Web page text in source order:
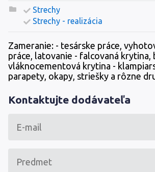
Strechy
Strechy - realizácia
Zameranie: - tesárske práce,
práce, latovanie - falcovaná
vláknocementová krytina -
parapety, okapy, striešky a rôzne
Kontaktujte dodávateľa